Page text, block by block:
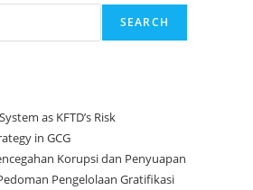
SEARCH
as KFTD’s Risk
in GCG
Korupsi dan Penyuapan
Pengelolaan Gratifikasi